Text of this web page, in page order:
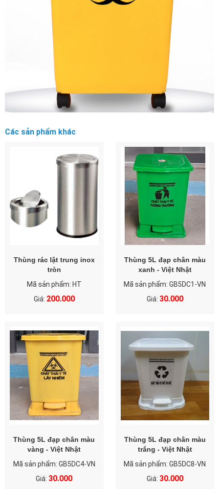
Các sản phẩm khác
Thùng rác lật trung inox
tròn
Mã sản phẩm: HT
Giá: 200.000
Thùng 5L đạp chân màu
xanh - Việt Nhật
Mã sản phẩm: GB5DC1-VN
Giá: 30.000
Thùng 5L đạp chân màu
vàng - Việt Nhật
Mã sản phẩm: GB5DC4-VN
Giá: 30.000
Thùng 5L đạp chân màu
trắng - Việt Nhật
Mã sản phẩm: GB5DC8-VN
Giá: 30.000